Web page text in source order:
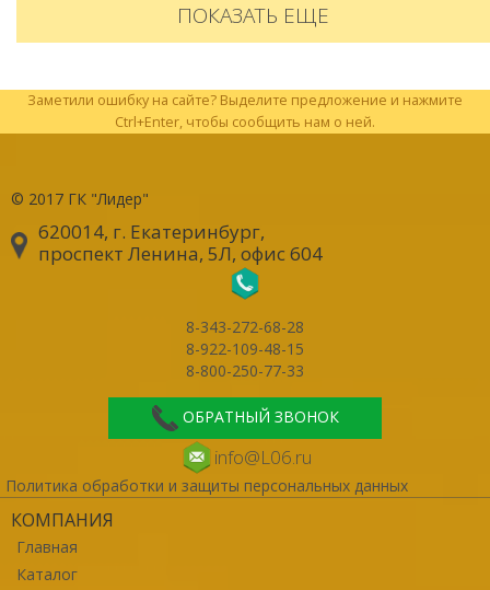
ПОКАЗАТЬ ЕЩЕ
Заметили ошибку на сайте? Выделите предложение и нажмите
Ctrl+Enter, чтобы сообщить нам о ней.
© 2017 ГК "Лидер"
620014, г. Екатеринбург,
проспект Ленина, 5Л, офис 604
8-343-272-68-28
8-922-109-48-15
8-800-250-77-33
ОБРАТНЫЙ ЗВОНОК
info@L06.ru
Политика обработки и защиты персональных данных
КОМПАНИЯ
Главная
Каталог